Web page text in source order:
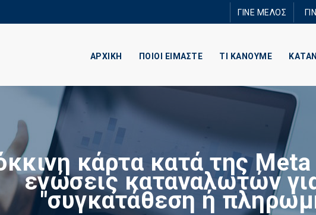
ΓΙΝΕ ΜΕΛΟΣ
ΑΡΧΙΚΗ ΠΟΙΟΙ ΕΙΜΑΣΤΕ ΤΙ ΚΑΝΟΥΜΕ
κάρτα κατά της Μeta
ενώσεις καταναλωτών
"συγκατάθεση ή